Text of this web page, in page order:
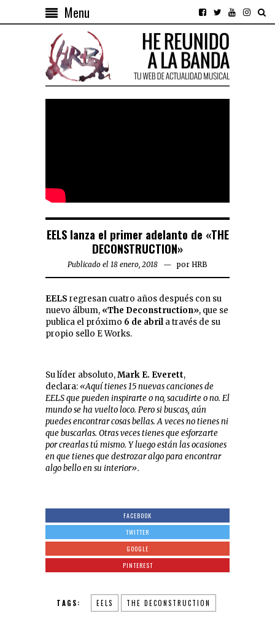
Menu
EELS lanza el primer adelanto de «THE
DECONSTRUCTION»
Publicado el 18 enero, 2018 por HRB
EELS regresan cuatro años después con su
nuevo álbum, «The Deconstruction», que se
publica el próximo 6 de abril a través de su
propio sello E Works.
Su líder absoluto,Mark E. Everett,
declara:«Aquí tienes 15 nuevas canciones de
EELS que pueden inspirarte o no, sacudirte o no. El
mundo se ha vuelto loco. Pero si buscas, aún
puedes encontrar cosas bellas. A veces no tienes ni
que buscarlas. Otras veces tienes que esforzarte
por crearlas tú mismo. Y luego están las ocasiones
en que tienes que destrozar algo para encontrar
algo bello en su interior».
FACEBOOK
TWITTER
GOOGLE
PINTEREST
TAGS: EELS THE DECONSTRUCTION